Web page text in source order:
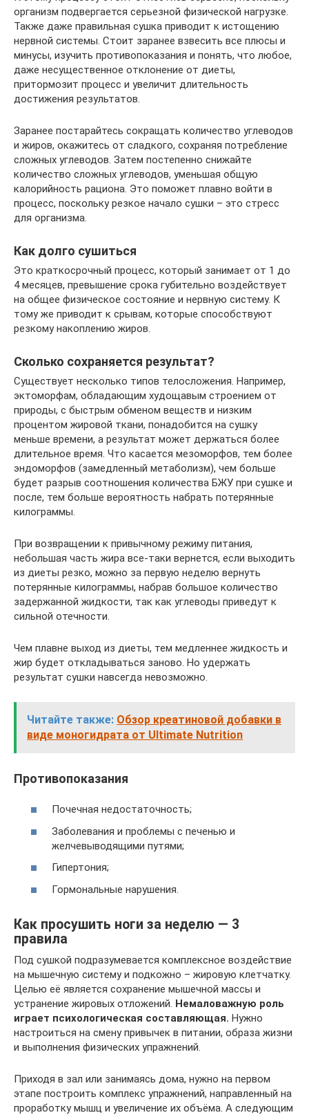
организм подвергается серьезной физической нагрузке.
Также даже правильная сушка приводит к истощению
нервной системы. Стоит заранее взвесить все плюсы и
минусы, изучить противопоказания и понять, что любое,
даже несущественное отклонение от диеты,
притормозит процесс и увеличит длительность
достижения результатов.
Заранее постарайтесь сокращать количество углеводов
и жиров, окажитесь от сладкого, сохраняя потребление
сложных углеводов. Затем постепенно снижайте
количество сложных углеводов, уменьшая общую
калорийность рациона. Это поможет плавно войти в
процесс, поскольку резкое начало сушки – это стресс
для организма.
Как долго сушиться
Это краткосрочный процесс, который занимает от 1 до
4 месяцев, превышение срока губительно воздействует
на общее физическое состояние и нервную систему. К
тому же приводит к срывам, которые способствуют
резкому накоплению жиров.
Сколько сохраняется результат?
Существует несколько типов телосложения. Например,
эктоморфам, обладающим худощавым строением от
природы, с быстрым обменом веществ и низким
процентом жировой ткани, понадобится на сушку
меньше времени, а результат может держаться более
длительное время. Что касается мезоморфов, тем более
эндоморфов (замедленный метаболизм), чем больше
будет разрыв соотношения количества БЖУ при сушке и
после, тем больше вероятность набрать потерянные
килограммы.
При возвращении к привычному режиму питания,
небольшая часть жира все-таки вернется, если выходить
из диеты резко, можно за первую неделю вернуть
потерянные килограммы, набрав большое количество
задержанной жидкости, так как углеводы приведут к
сильной отечности.
Чем плавне выход из диеты, тем медленнее жидкость и
жир будет откладываться заново. Но удержать
результат сушки навсегда невозможно.
Читайте также: Обзор креатиновой добавки в
виде моногидрата от Ultimate Nutrition
Противопоказания
Почечная недостаточность;
Заболевания и проблемы с печенью и
желчевыводящими путями;
Гипертония;
Гормональные нарушения.
Как просушить ноги за неделю — 3
правила
Под сушкой подразумевается комплексное воздействие
на мышечную систему и подкожно – жировую клетчатку.
Целью её является сохранение мышечной массы и
устранение жировых отложений. Немаловажную роль
играет психологическая составляющая. Нужно
настроиться на смену привычек в питании, образа жизни
и выполнения физических упражнений.
Приходя в зал или занимаясь дома, нужно на первом
этапе построить комплекс упражнений, направленный на
проработку мышц и увеличение их объёма. А следующим